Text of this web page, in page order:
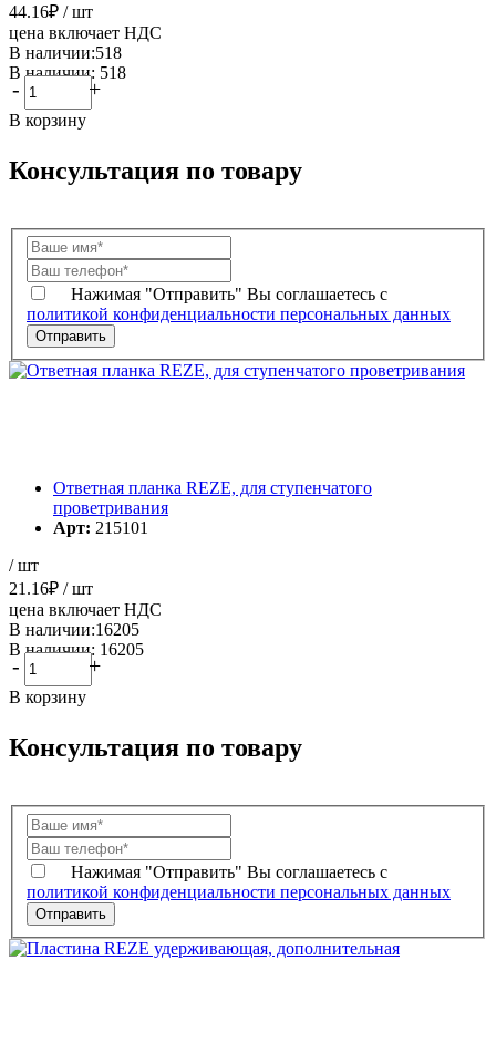
44.16₽ / шт
цена включает НДС
В наличии:518
В наличии: 518
- +
В корзину
Консультация по товару
Нажимая "Отправить" Вы соглашаетесь с
политикой конфиденциальности персональных данных
Ответная планка REZE, для ступенчатого
проветривания
Арт: 215101
/ шт
21.16₽ / шт
цена включает НДС
В наличии:16205
В наличии: 16205
- +
В корзину
Консультация по товару
Нажимая "Отправить" Вы соглашаетесь с
политикой конфиденциальности персональных данных